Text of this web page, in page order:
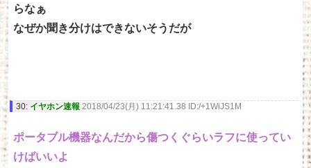
らなぁ
なぜか聞き分けはできないそうだが
30: イヤホン速報 2018/04/23(月) 11:21:41.38 ID:/+1WiJS1M
ポータブル機器なんだから傷つくぐらいラフに使ってい
けばいいよ